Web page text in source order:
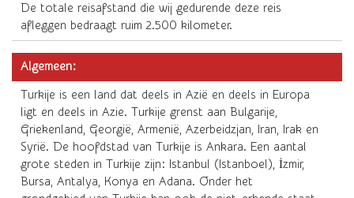
De totale reisafstand die wij gedurende deze reis
afleggen bedraagt ruim 2.500 kilometer.
Algemeen:
Turkije is een land dat deels in Azië en deels in Europa
ligt en deels in Azie. Turkije grenst aan Bulgarije,
Griekenland, Georgië, Armenië, Azerbeidzjan, Iran, Irak en
Syrië. De hoofdstad van Turkije is Ankara. Een aantal
grote steden in Turkije zijn: Istanbul (Istanboel), İzmir,
Bursa, Antalya, Konya en Adana. Onder het